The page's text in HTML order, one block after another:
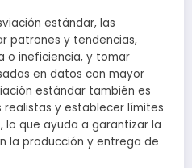
estándar, las
patrones y tendencias,
o ineficiencia, y tomar
en datos con mayor
estándar también es
y establecer límites
lo que ayuda a garantizar la
la producción y entrega de